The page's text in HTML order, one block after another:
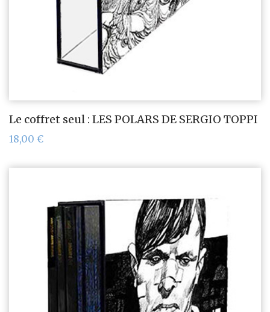
Le coffret seul : LES POLARS DE SERGIO TOPPI
18,00 €